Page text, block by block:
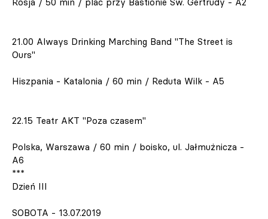
21.00 Always Drinking Marching Band "The Street is
Ours"
Hiszpania - Katalonia / 60 min / Reduta Wilk - A5
22.15 Teatr AKT "Poza czasem"
Polska, Warszawa / 60 min / boisko, ul. Jałmużnicza -
A6
***
Dzień III
SOBOTA - 13.07.2019